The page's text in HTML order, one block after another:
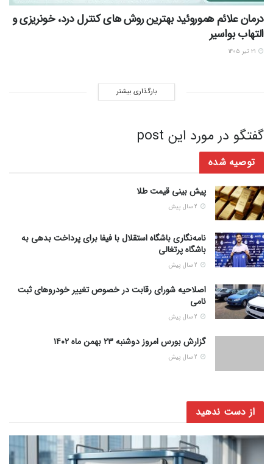
درمان علائم هموروئید بهترین روش های کنترل درد، خونریزی و
التهاب بواسیر
بارگذاری بیشتر
گفتگو در مورد این post
توصیه شده
پیش بینی قیمت طلا
نامه‌نگاری باشگاه استقلال با فیفا برای پرداخت بدهی به
باشگاه پرتغالی
اصلاحیه شورای رقابت در خصوص تغییر خودروهای ثبت
نامی
گزارش بورس امروز دوشنبه ۲۳ بهمن ماه ۱۴۰۲
از دست ندهید